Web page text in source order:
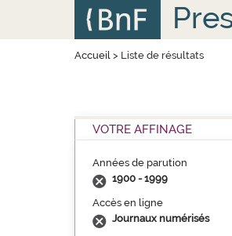
Accueil> Liste de résultats
VOTRE AFFINAGE
Années de parution
1900 - 1999
Accès en ligne
Journaux numérisés
Panneau de gestion des cookies